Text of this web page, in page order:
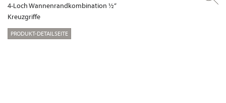
4-Loch Wannenrandkombination ½“
Kreuzgriffe
PRODUKT-DETAILSEITE